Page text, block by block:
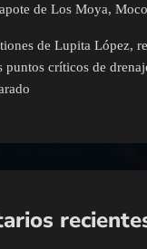
de Los Moya,
de Lupita López,
puntos críticos de